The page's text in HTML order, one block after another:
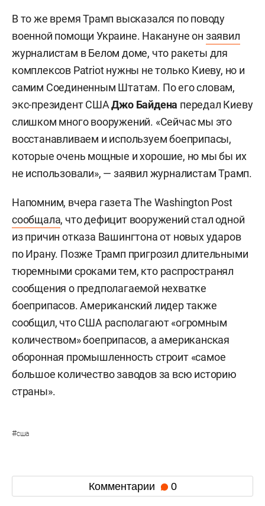
В то же время Трамп высказался по поводу
военной помощи Украине. Накануне он заявил
журналистам в Белом доме, что ракеты для
комплексов Patriot нужны не только Киеву, но и
самим Соединенным Штатам. По его словам,
экс-президент СШАДжо Байдена передал Киеву
слишком много вооружений. «Сейчас мы это
восстанавливаем и используем боеприпасы,
которые очень мощные и хорошие, но мы бы их
не использовали», — заявил журналистам Трамп.
Напомним, вчера газета The Washington Post
сообщала, что дефицит вооружений стал одной
из причин отказа Вашингтона от новых ударов
по Ирану. Позже Трамп пригрозил длительными
тюремными сроками тем, кто распространял
сообщения о предполагаемой нехватке
боеприпасов. Американский лидер также
сообщил, что США располагают «огромным
количеством» боеприпасов, а американская
оборонная промышленность строит «самое
большое количество заводов за всю историю
страны».
#сша
Комментарии 0